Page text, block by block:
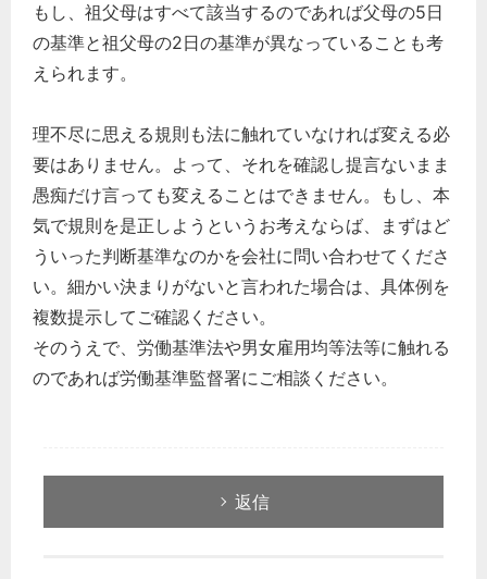
もし、祖父母はすべて該当するのであれば父母の5日
の基準と祖父母の2日の基準が異なっていることも考
えられます。
理不尽に思える規則も法に触れていなければ変える必
要はありません。よって、それを確認し提言ないまま
愚痴だけ言っても変えることはできません。もし、本
気で規則を是正しようというお考えならば、まずはど
ういった判断基準なのかを会社に問い合わせてくださ
い。細かい決まりがないと言われた場合は、具体例を
複数提示してご確認ください。
そのうえで、労働基準法や男女雇用均等法等に触れる
のであれば労働基準監督署にご相談ください。
返信